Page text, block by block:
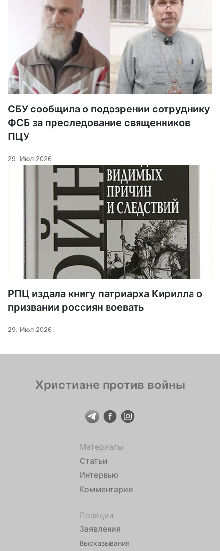
СБУ сообщила о подозрении сотруднику
ФСБ за преследование священников
ПЦУ
29. Июл 2026
РПЦ издала книгу патриарха Кирилла о
призвании россиян воевать
29. Июл 2026
Христиане против войны
Материалы
Статьи
Интервью
Комментарии
Позиции
Заявления
Высказывания